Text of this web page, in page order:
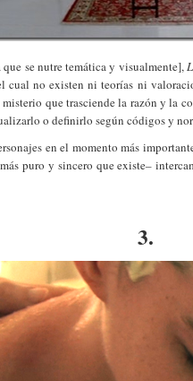
se nutre temática y visualmente],
cual no existen ni teorías ni
misterio que trasciende la razón y la
o definirlo según códigos y
en el momento más
puro y sincero que existe–
3.